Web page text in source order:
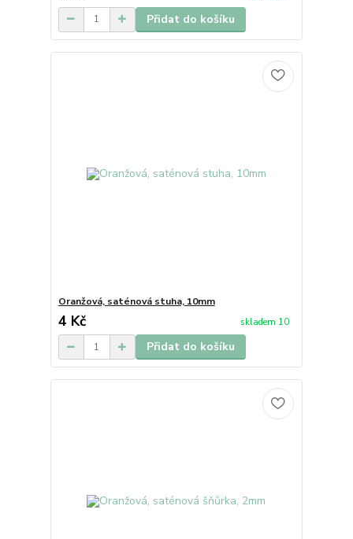
Přidat do košíku
Oranžová, saténová stuha, 10mm
4 Kč skladem 10
Přidat do košíku